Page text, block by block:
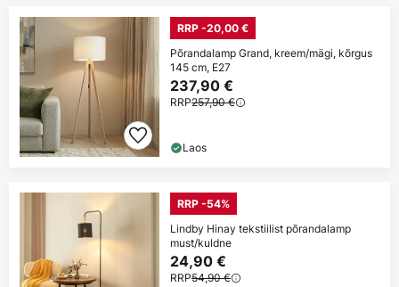
RRP -20,00 €
Põrandalamp Grand, kreem/mägi, kõrgus
145 cm, E27
237,90 €
RRP257,90 €
Laos
RRP -54%
Lindby Hinay tekstiilist põrandalamp
must/kuldne
24,90 €
RRP54,90 €